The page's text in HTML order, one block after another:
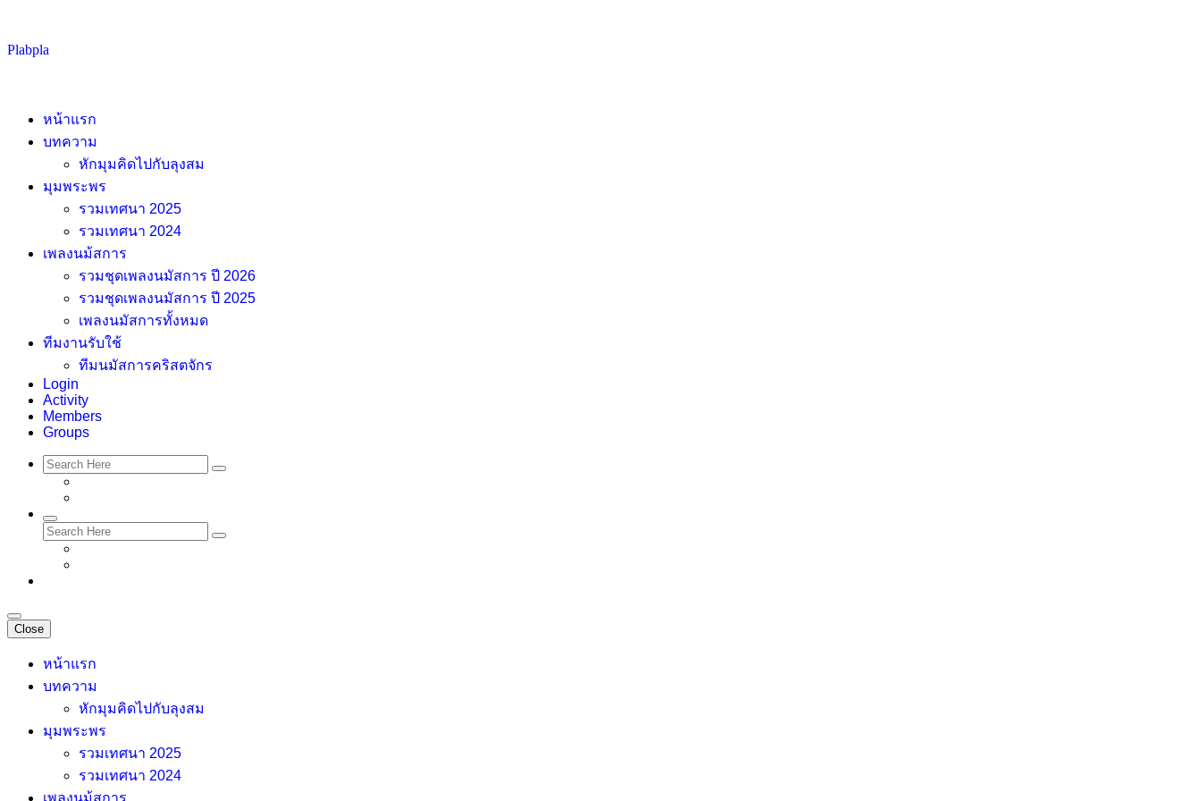
Skip
Plabpla
หน้าแรก
บทความ
หักมุมคิดไปกับลุงสม
มุมพระพร
รวมเทศนา 2025
รวมเทศนา 2024
เพลงนม้สการ
รวมชุดเพลงนมัสการ ปี 2026
รวมชุดเพลงนมัสการ ปี 2025
เพลงนมัสการทั้งหมด
ทีมงานรับใช้
ทีมนมัสการคริสตจักร
Login
Activity
Members
Groups
Close
หน้าแรก
บทความ
หักมุมคิดไปกับลุงสม
มุมพระพร
รวมเทศนา 2025
รวมเทศนา 2024
เพลงนม้สการ